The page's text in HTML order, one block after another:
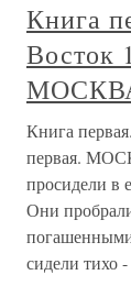
Книга
Восток
Книга
первая.
просидели в
Они
сидели тихо